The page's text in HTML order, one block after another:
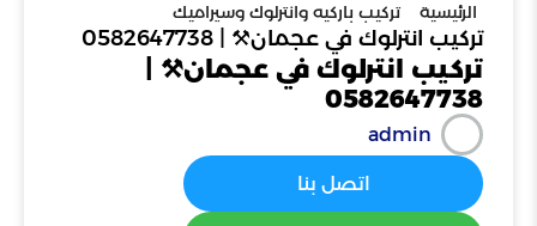
الرئيسية تركيب باركيه وانترلوك وسيراميك
تركيب انترلوك في عجمان⚒️ | 0582647738
تركيب انترلوك في عجمان⚒️ |
0582647738
admin
اتصل بنا